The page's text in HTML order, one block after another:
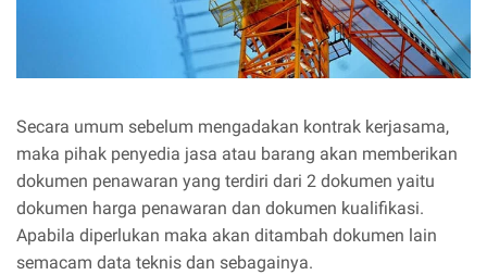
Secara umum sebelum mengadakan kontrak kerjasama,
maka pihak penyedia jasa atau barang akan memberikan
dokumen penawaran yang terdiri dari 2 dokumen yaitu
dokumen harga penawaran dan dokumen kualifikasi.
Apabila diperlukan maka akan ditambah dokumen lain
semacam data teknis dan sebagainya.